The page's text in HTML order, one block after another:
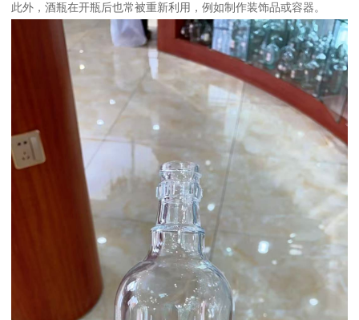
此外，酒瓶在开瓶后也常被重新利用，例如制作装饰品或容器。